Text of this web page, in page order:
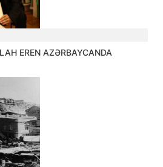
EREN AZƏRBAYCANDA